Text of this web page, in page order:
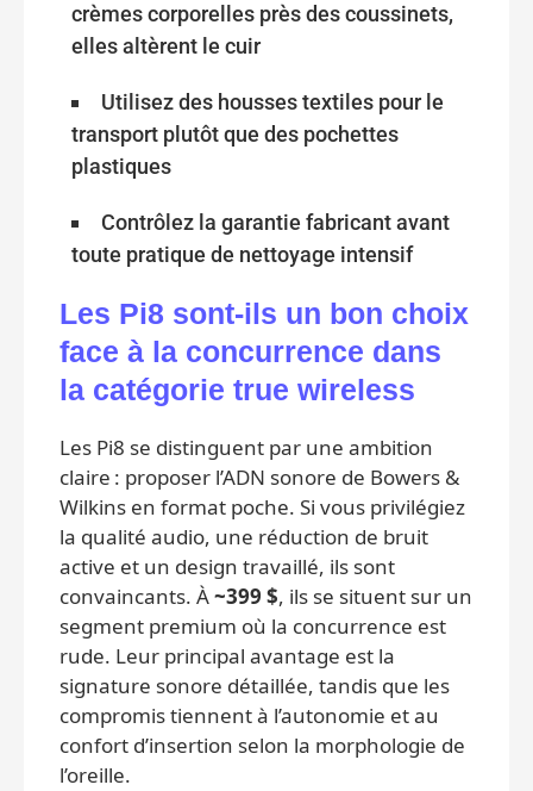
crèmes corporelles près des coussinets,
elles altèrent le cuir
Utilisez des housses textiles pour le
transport plutôt que des pochettes
plastiques
Contrôlez la garantie fabricant avant
toute pratique de nettoyage intensif
Les Pi8 sont‑ils un bon choix
face à la concurrence dans
la catégorie true wireless
Les Pi8 se distinguent par une ambition
claire : proposer l’ADN sonore de Bowers &
Wilkins en format poche. Si vous privilégiez
la qualité audio, une réduction de bruit
active et un design travaillé, ils sont
convaincants. À~399 $, ils se situent sur un
segment premium où la concurrence est
rude. Leur principal avantage est la
signature sonore détaillée, tandis que les
compromis tiennent à l’autonomie et au
confort d’insertion selon la morphologie de
l’oreille.